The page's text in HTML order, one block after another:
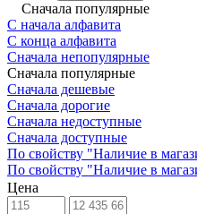
Сначала популярные
С начала алфавита
С конца алфавита
Сначала непопулярные
Сначала популярные
Сначала дешевые
Сначала дорогие
Сначала недоступные
Сначала доступные
По свойству "Наличие в
По свойству "Наличие в
Цена